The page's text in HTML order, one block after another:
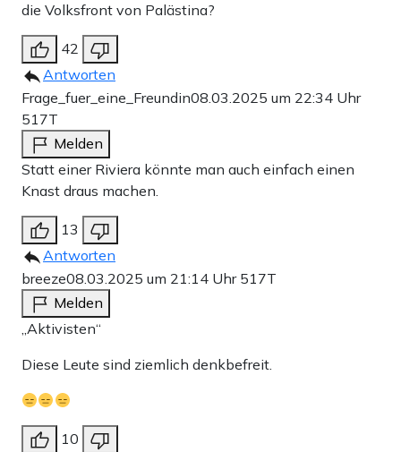
die Volksfront von Palästina?
42
Antworten
Frage_fuer_eine_Freundin08.03.2025 um 22:34 Uhr
517T
Melden
Statt einer Riviera könnte man auch einfach einen
Knast draus machen.
13
Antworten
breeze08.03.2025 um 21:14 Uhr 517T
Melden
„Aktivisten“
Diese Leute sind ziemlich denkbefreit.
10